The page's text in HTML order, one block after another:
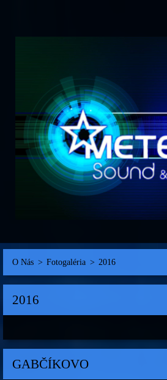
O Nás > Fotogaléria > 2016
2016
GABČÍKOVO